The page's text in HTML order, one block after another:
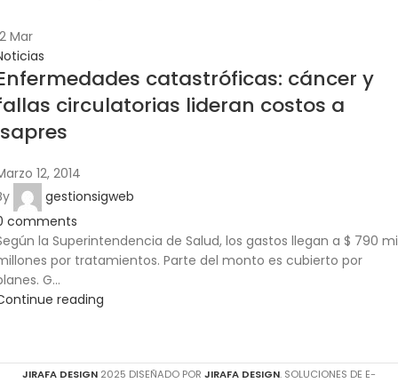
Mar
catastróficas: cáncer y
circulatorias lideran costos a
12, 2014
gestionsigweb
comments
la Superintendencia de Salud, los gastos llegan a $ 790
por tratamientos. Parte del monto es cubierto por
G...
reading
JIRAFA DESIGN 2025 DISEÑADO POR JIRAFA DESIGN. SOLUCIONES DE E-